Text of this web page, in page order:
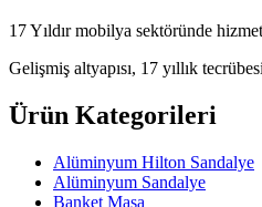
17 Yıldır mobilya sektöründe
Gelişmiş altyapısı, 17 yıllık
Ürün Kategorileri
Alüminyum Hilton Sandalye
Alüminyum Sandalye
Banket Masa